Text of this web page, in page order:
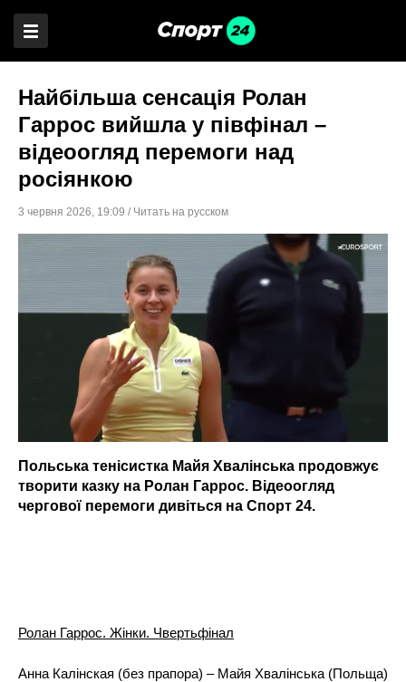
Найбільша сенсація Ролан
Гаррос вийшла у півфінал –
відеоогляд перемоги над
росіянкою
3 червня 2026, 19:09 / Читать на русском
Польська тенісистка Майя Хвалінська продовжує
творити казку на Ролан Гаррос. Відеоогляд
чергової перемоги дивіться на Спорт 24.
Ролан Гаррос. Жінки. Чвертьфінал
Анна Калінская (без прапора) – Майя Хвалінська (Польща)